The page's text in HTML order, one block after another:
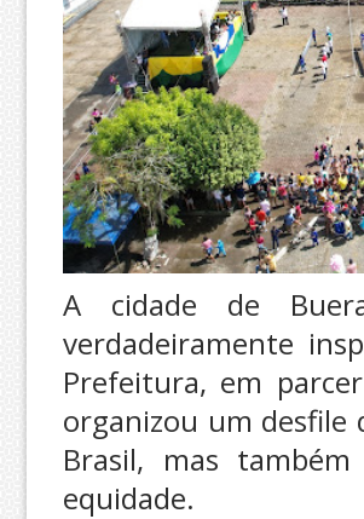
A cidade de
verdadeiramente
Prefeitura, em
organizou um desfile
Brasil, mas
equidade.